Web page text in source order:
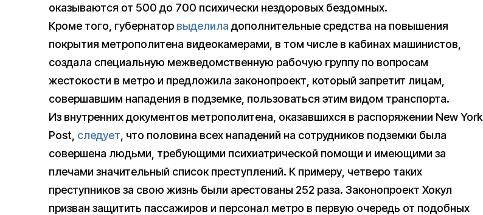
оказываются от 500 до 700 психически нездоровых бездомных.
Кроме того, губернатор выделила дополнительные средства на повышения
покрытия метрополитена видеокамерами, в том числе в кабинах машинистов,
создала специальную межведомственную рабочую группу по вопросам
жестокости в метро и предложила законопроект, который запретит лицам,
совершавшим нападения в подземке, пользоваться этим видом транспорта.
Из внутренних документов метрополитена, оказавшихся в распоряжении New York
Post, следует , что половина всех нападений на сотрудников подземки была
совершена людьми, требующими психиатрической помощи и имеющими за
плечами значительный список преступлений. К примеру, четверо таких
преступников за свою жизнь были арестованы 252 раза. Законопроект Хокул
призван защитить пассажиров и персонал метро в первую очередь от подобных